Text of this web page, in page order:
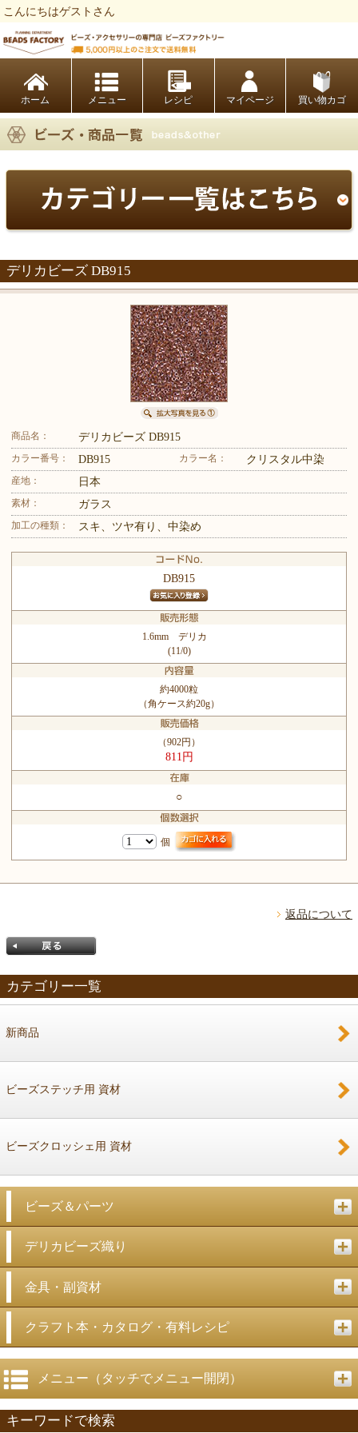
こんにちはゲストさん
ホーム レシピ マイページ 買い物カゴ
デリカビーズ DB915
商品名： デリカビーズ DB915
カラー番号： DB915 カラー名： クリスタル中染
産地： 日本
素材： ガラス
加工の種類： スキ、ツヤ有り、中染め
DB915
1.6mm デリカ
(11/0)
約4000粒
（角ケース約20g）
（902円）
811円
○
個
返品について
カテゴリー一覧
新商品
ビーズステッチ用 資材
ビーズクロッシェ用 資材
ビーズ＆パーツ
デリカビーズ織り
金具・副資材
クラフト本・カタログ・有料レシピ
メニュー（タッチでメニュー開閉）
キーワードで検索